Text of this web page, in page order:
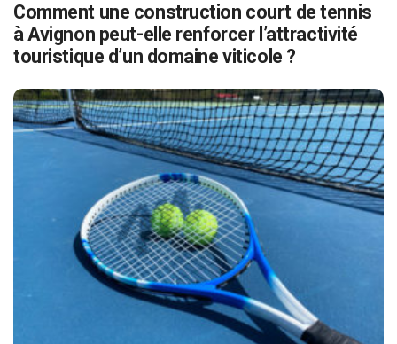
Comment une construction court de tennis
à Avignon peut-elle renforcer l’attractivité
touristique d’un domaine viticole ?